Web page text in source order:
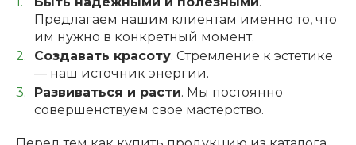
Предлагаем нашим клиентам именно то, что
им нужно в конкретный момент.
Создавать красоту. Стремление к эстетике
— наш источник энергии.
Развиваться и расти. Мы постоянно
совершенствуем свое мастерство.